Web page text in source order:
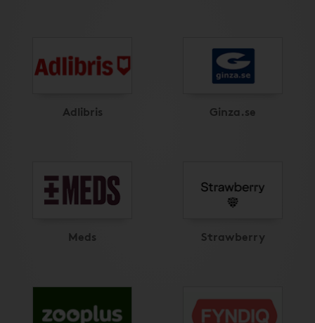
Adlibris Ginza.se
Meds Strawberry